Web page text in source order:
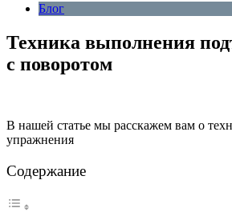
Блог
Техника выполнения
с поворотом
В нашей статье мы расскажем вам о
упражнения
Содержание